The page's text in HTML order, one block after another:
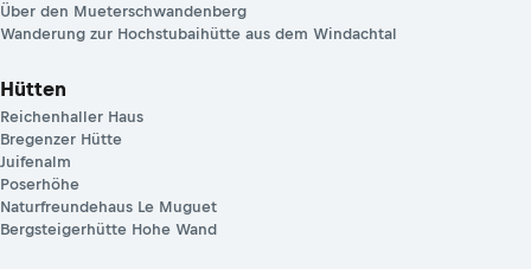
Über den Mueterschwandenberg
Wanderung zur Hochstubaihütte aus dem Windachtal
Hütten
Reichenhaller Haus
Bregenzer Hütte
Juifenalm
Poserhöhe
Naturfreundehaus Le Muguet
Bergsteigerhütte Hohe Wand